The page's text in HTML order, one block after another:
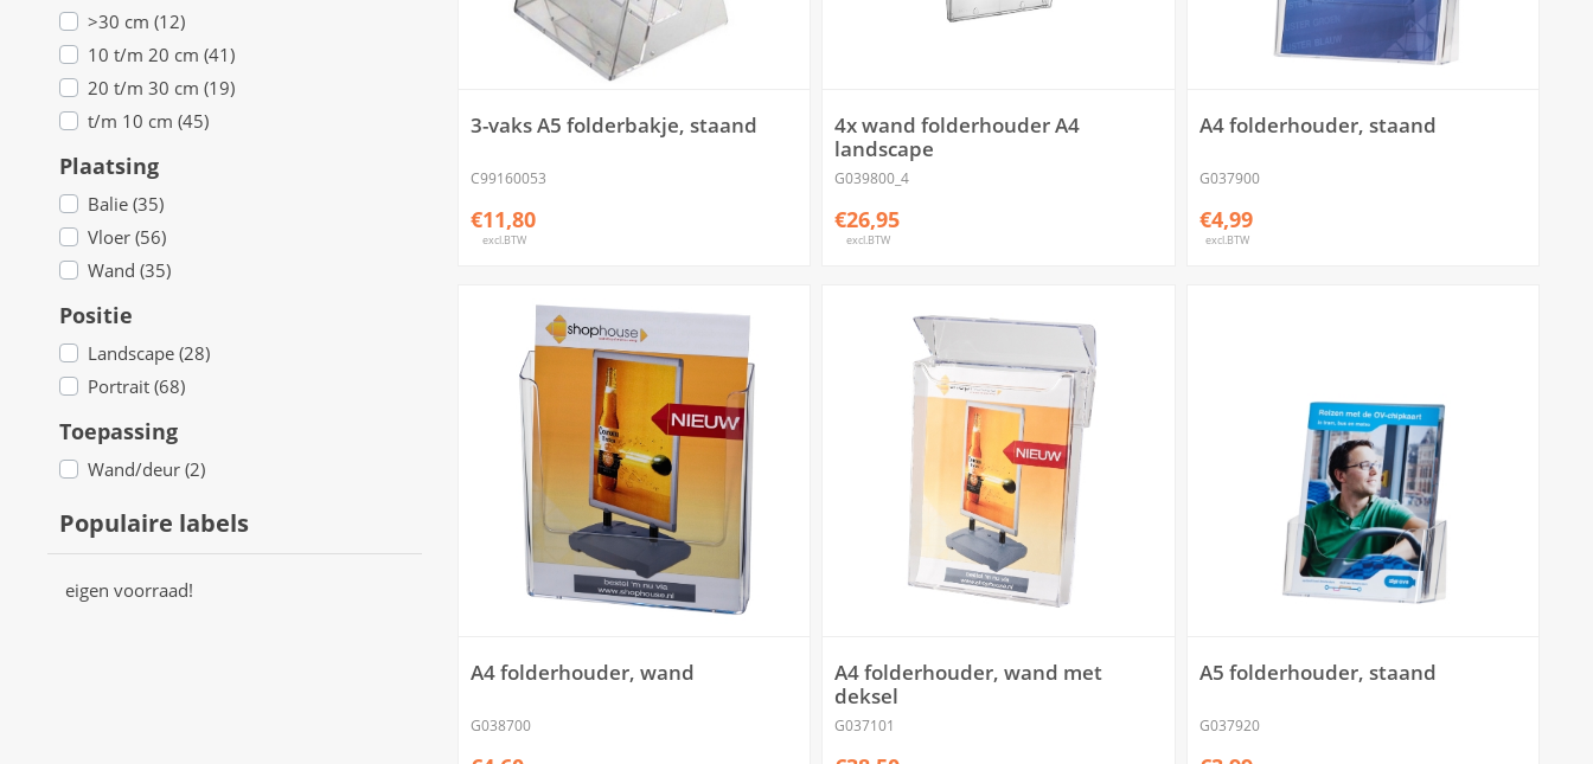
>30 cm (12)
10 t/m 20 cm (41)
20 t/m 30 cm (19)
t/m 10 cm (45)
Plaatsing
Balie (35)
Vloer (56)
Wand (35)
Positie
Landscape (28)
Portrait (68)
Toepassing
Wand/deur (2)
Populaire labels
eigen voorraad!
3-vaks A5 folderbakje, staand
C99160053
€11,80
excl.BTW
4x wand folderhouder A4
landscape
G039800_4
€26,95
excl.BTW
A4 folderhouder, staand
G037900
€4,99
excl.BTW
A4 folderhouder, wand
G038700
A4 folderhouder, wand met
deksel
G037101
A5 folderhouder, staand
G037920